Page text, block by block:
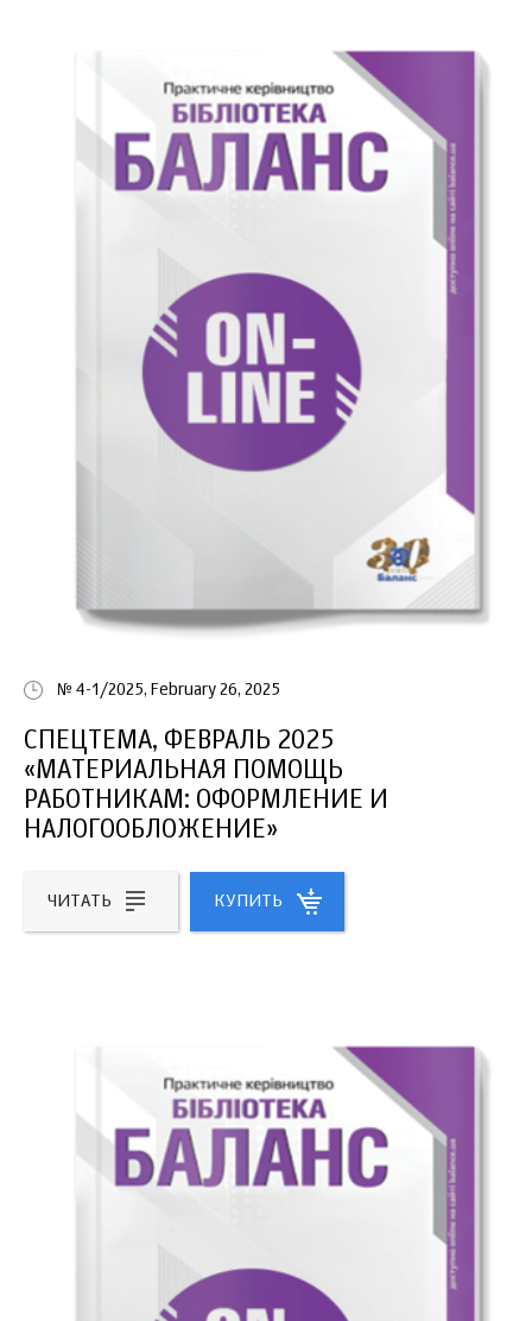
№ 4-1/2025, February 26, 2025
СПЕЦТЕМА, ФЕВРАЛЬ 2025
«МАТЕРИАЛЬНАЯ ПОМОЩЬ
РАБОТНИКАМ: ОФОРМЛЕНИЕ И
НАЛОГООБЛОЖЕНИЕ»
ЧИТАТЬ КУПИТЬ